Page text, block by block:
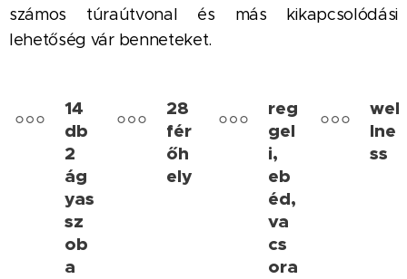
számos túraútvonal és más kikapcsolódási
lehetőség vár benneteket.
14
db
2
ág
yas
sz
ob
a
28
fér
őh
ely
reg
gel
i,
eb
éd,
va
cs
ora
wel
lne
ss